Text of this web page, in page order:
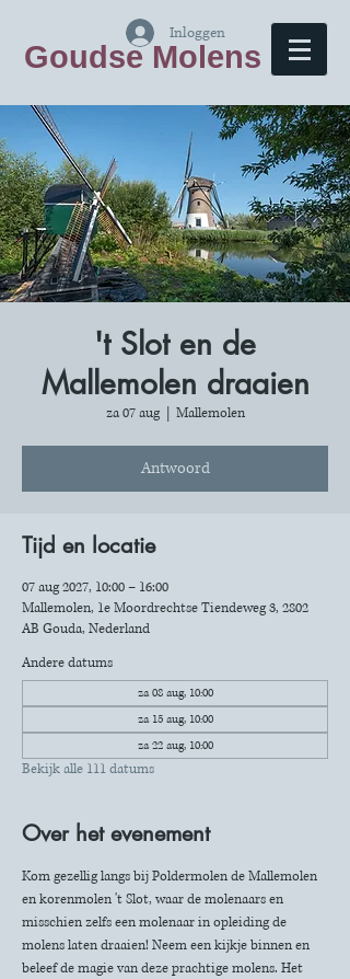
Goudse Molens
Inloggen
't Slot en de
Mallemolen draaien
za 07 aug
  |
Mallemolen
Antwoord
Tijd en locatie
07 aug 2027, 10:00 – 16:00
Mallemolen, 1e Moordrechtse Tiendeweg 3, 2802
AB Gouda, Nederland
Andere datums
za 08 aug, 10:00
za 15 aug, 10:00
za 22 aug, 10:00
Bekijk alle 111 datums
Over het evenement
Kom gezellig langs bij Poldermolen de Mallemolen
en korenmolen 't Slot, waar de molenaars en
misschien zelfs een molenaar in opleiding de
molens laten draaien! Neem een kijkje binnen en
beleef de magie van deze prachtige molens. Het